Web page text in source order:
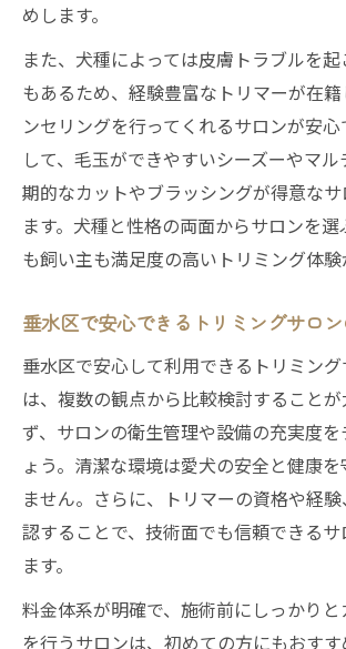
めします。
また、犬種によっては皮膚トラブルを
もあるため、経験豊富なトリマーが在
ンセリングを行ってくれるサロンが安心
して、毛玉ができやすいシーズーやマ
期的なカットやブラッシングが得意な
ます。犬種と性格の両面からサロンを
も飼い主も満足度の高いトリミング体験
垂水区で安心できるトリミングサロ
垂水区で安心して利用できるトリミン
は、複数の観点から比較検討することが
ず、サロンの衛生管理や設備の充実度
ょう。清潔な環境は愛犬の安全と健康
ません。さらに、トリマーの資格や経
認することで、技術面でも信頼できる
ます。
料金体系が明確で、施術前にしっかり
を行うサロンは、初めての方にもおすす